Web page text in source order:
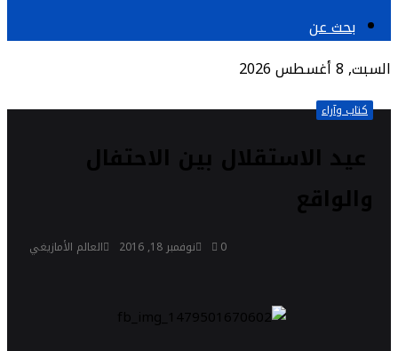
بحث عن
السبت, 8 أغسطس 2026
كتاب وآراء
عيد الاستقلال بين الاحتفال
والواقع
العالم الأمازيغي نوفمبر 18, 2016 0